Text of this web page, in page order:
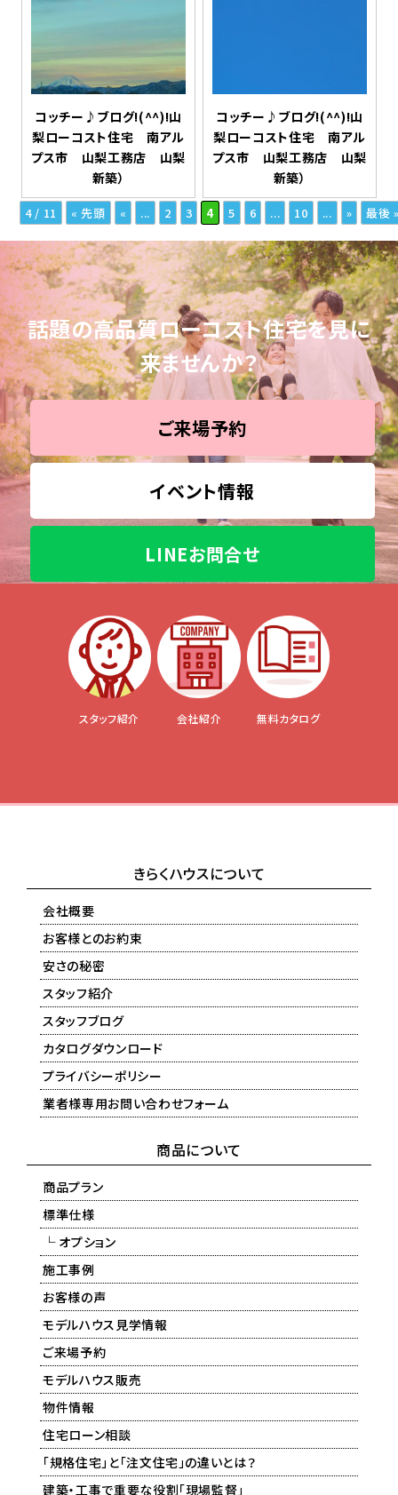
コッチー♪ブログ!(^^)!山
梨ローコスト住宅 南アル
プス市 山梨工務店 山梨
新築）
コッチー♪ブログ!(^^)!山
梨ローコスト住宅 南アル
プス市 山梨工務店 山梨
新築）
4 / 11 « 先頭 « ... 2 3 4 5 6 ... 10 ... » 最後
話題の高品質ローコスト住宅を見に
来ませんか？
ご来場予約
イベント情報
LINEお問合せ
スタッフ紹介 会社紹介 無料カタログ
きらくハウスについて
会社概要
お客様とのお約束
安さの秘密
スタッフ紹介
スタッフブログ
カタログダウンロード
プライバシーポリシー
業者様専用お問い合わせフォーム
商品について
商品プラン
標準仕様
└ オプション
施工事例
お客様の声
モデルハウス見学情報
ご来場予約
モデルハウス販売
物件情報
住宅ローン相談
「規格住宅」と「注文住宅」の違いとは？
建築・工事で重要な役割「現場監督」